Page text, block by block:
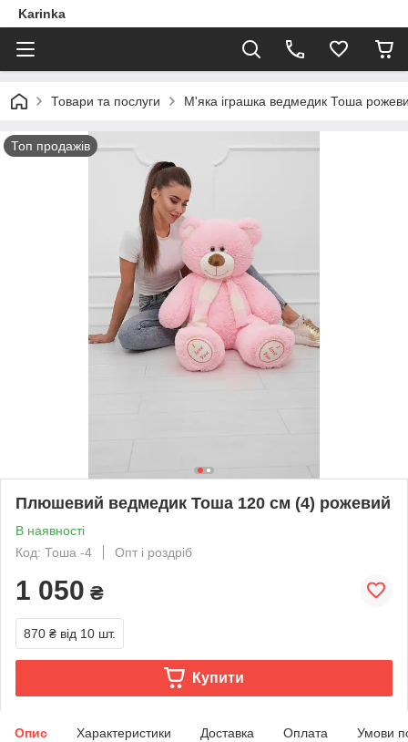
Karinka
Товари та послуги М'яка іграшка ведмедик Тоша
Топ продажів
Плюшевий ведмедик Тоша 120 см (4) рожевий
В наявності
Код: Тоша -4
Опт і роздріб
1 050 ₴
870 ₴ від 10 шт.
Купити
Опис Характеристики Доставка Оплата Умови